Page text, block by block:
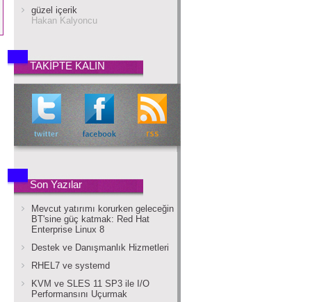
güzel içerik
Hakan Kalyoncu
TAKİPTE KALIN
Son Yazılar
Mevcut yatırımı korurken geleceğin
BT'sine güç katmak: Red Hat
Enterprise Linux 8
Destek ve Danışmanlık Hizmetleri
RHEL7 ve systemd
KVM ve SLES 11 SP3 ile I/O
Performansını Uçurmak